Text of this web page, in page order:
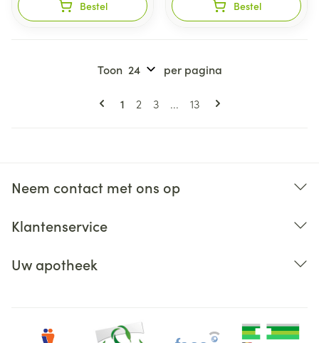
Bestel Bestel
Pagina's
U lees momenteel pagina
1 Pagina
2 Pagina
3 ... Pagina
13
Toon per pagina
Neem contact met ons op
Klantenservice
Uw apotheek